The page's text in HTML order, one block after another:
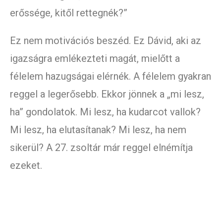
erőssége, kitől rettegnék?”
Ez nem motivációs beszéd. Ez Dávid, aki az
igazságra emlékezteti magát, mielőtt a
félelem hazugságai elérnék. A félelem gyakran
reggel a legerősebb. Ekkor jönnek a „mi lesz,
ha” gondolatok. Mi lesz, ha kudarcot vallok?
Mi lesz, ha elutasítanak? Mi lesz, ha nem
sikerül? A 27. zsoltár már reggel elnémítja
ezeket.